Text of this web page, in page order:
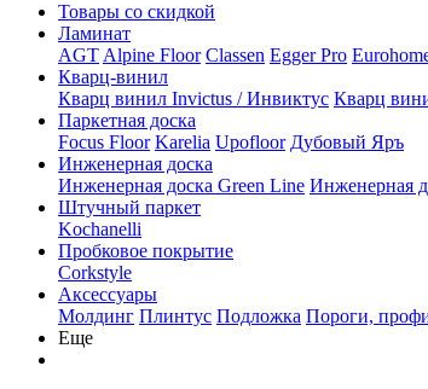
Товары со скидкой
Ламинат
AGT Alpine Floor Classen Egger Pro
Кварц-винил
Кварц винил Invictus / Инвиктус Кварц
Паркетная доска
Focus Floor Karelia Upofloor Дубовый Яръ
Инженерная доска
Инженерная доска Green Line Инженерная
Штучный паркет
Kochanelli
Пробковое покрытие
Corkstyle
Аксессуары
Молдинг Плинтус Подложка Пороги,
Еще